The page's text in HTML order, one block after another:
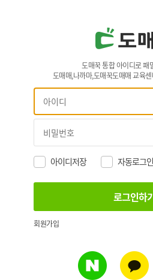
도매꾹 통합 아이디로 패
도매매,나까마,도매꾹도매매 교육
아이디저장 자동로그인
회원가입